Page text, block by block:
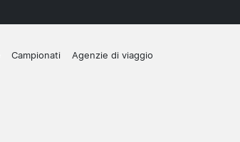
Campionati Agenzie di viaggio